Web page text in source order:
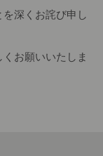
深くお詫び申し
お願いいたしま